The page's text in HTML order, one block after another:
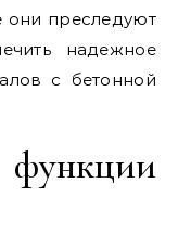
они преследуют
надежное
с бетонной